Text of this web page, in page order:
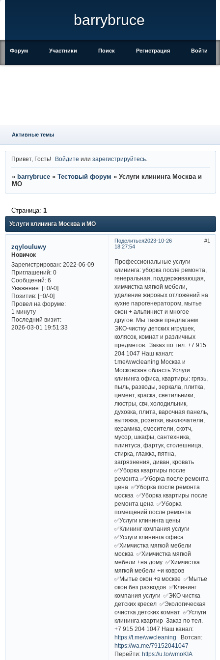
barrybruce
Форум Участники Поиск Регистрация Войти
Активные темы
Привет, Гость! Войдите илизарегистрируйтесь
» barrybruce » Тестовый форум » Услуги клининга Москва и
МО
Услуги клининга Москва и МО
Страница: 1
Поделиться 1
2023-10-26
18:27:54
zqylouluwy
Новичок
Зарегистрирован: 2022-06-09
Приглашений:0
Сообщений:6
Уважение: [+0/-0]
Позитив: [+0/-0]
Провел на форуме:
1 минуту
Последний визит:
2026-03-01 19:51:33
Профессиональные услуги
клининга: уборка после ремонта,
генеральная, поддерживающая,
химчистка мягкой мебели,
удаление жировых отложений на
кухне парогенератором, мытье
окон + альпинист и многое
другое. Мы также предлагаем
ЭКО-чистку детских игрушек,
колясок, комнат и различных
предметов. Заказ по тел. +7 915
204 1047 Наш канал:
t.me/wwcleaning Москва и
Московская область Услуги
клининга офиса, квартиры: грязь,
пыль, разводы, зеркала, плитка,
цемент, краска, светильники,
люстры, свч, холодильник,
духовка, плита, варочная панель,
вытяжка, розетки, выключатели,
керамика, смесители, скотч,
мусор, шкафы, сантехника,
плинтуса, фартук, столешница,
стирка, глажка, пятна,
загрязнения, диван, кровать
✅Уборка квартиры после
ремонта ✅Уборка после ремонта
цена ✅Уборка после ремонта
москва ✅Уборка квартиры после
ремонта цена ✅Уборка
помещений после ремонта
✅Услуги клининга цены
✅Клининг компания услуги
✅Услуги клининга офиса
✅Химчистка мягкой мебели
москва ✅Химчистка мягкой
мебели +на дому ✅Химчистка
мягкой мебели +и ковров
✅Мытье окон +в москве ✅Мытье
окон без разводов ✅Клининг
компания услуги ✅ЭКО чистка
детских кресел ✅Экологическая
очистка детских комнат ✅Услуги
клининга квартир Заказ по тел.
+7 915 204 1047 Наш канал:
https://t.me/wwcleaning Вотсап:
https://wa.me/79152041047
Перейти:https://u.to/wmoKIA